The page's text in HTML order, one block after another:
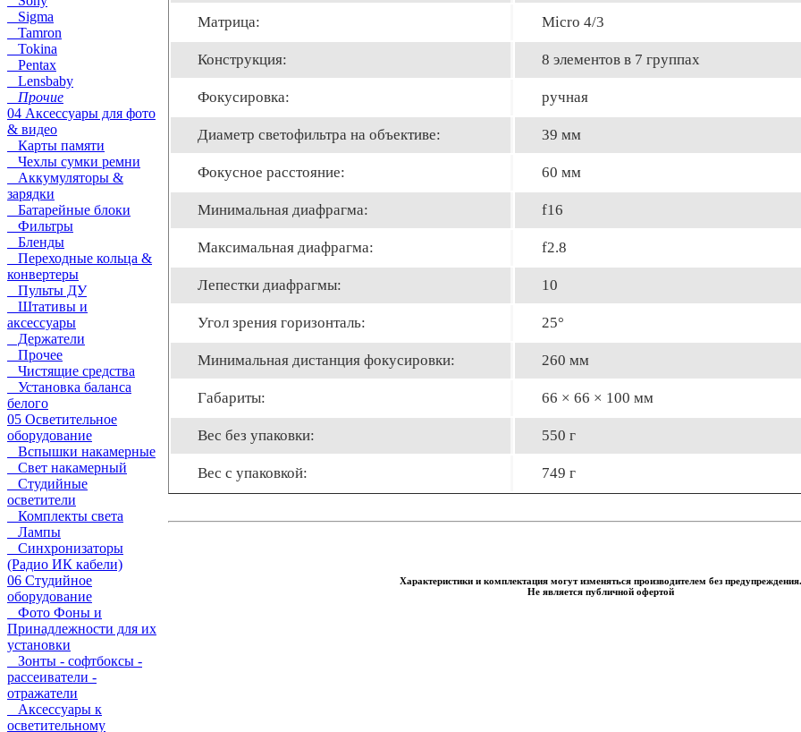
Sigma
Tamron
Tokina
Pentax
Lensbaby
Прочие
04 Аксессуары для фото
& видео
Карты памяти
Чехлы сумки ремни
Аккумуляторы &
зарядки
Батарейные блоки
Фильтры
Бленды
Переходные кольца &
конвертеры
Пульты ДУ
Штативы и
аксессуары
Держатели
Прочее
Чистящие средства
Установка баланса
белого
05 Осветительное
оборудование
Вспышки накамерные
Свет накамерный
Студийные
осветители
Комплекты света
Лампы
Синхронизаторы
(Радио ИК кабели)
06 Студийное
оборудование
Фото Фоны и
Принадлежности для их
установки
Зонты - софтбоксы -
рассеиватели -
отражатели
Аксессуары к
осветительному
Матрица: Micro 4/3
Конструкция: 8 элементов в 7 группах
Фокусировка: ручная
Диаметр светофильтра на объективе: 39 мм
Фокусное расстояние: 60 мм
Минимальная диафрагма: f16
Максимальная диафрагма: f2.8
Лепестки диафрагмы: 10
Угол зрения горизонталь: 25°
Минимальная дистанция фокусировки: 260 мм
Габариты: 66 × 66 × 100 мм
Вес без упаковки: 550 г
Вес с упаковкой: 749 г
Характеристики и комплектация могут изменяться производителем без предупреждения.
Не является публичной офертой